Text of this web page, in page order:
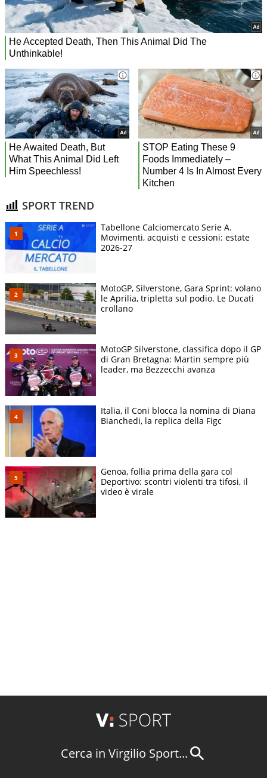
SPORT TREND
Tabellone Calciomercato Serie A.
Movimenti, acquisti e cessioni: estate
2026-27
MotoGP, Silverstone, Gara Sprint: volano
le Aprilia, tripletta sul podio. Le Ducati
crollano
MotoGP Silverstone, classifica dopo il GP
di Gran Bretagna: Martin sempre più
leader, ma Bezzecchi avanza
Italia, il Coni blocca la nomina di Diana
Bianchedi, la replica della Figc
Genoa, follia prima della gara col
Deportivo: scontri violenti tra tifosi, il
video è virale
Cerca in Virgilio Sport...